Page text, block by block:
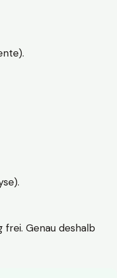
Genau deshalb